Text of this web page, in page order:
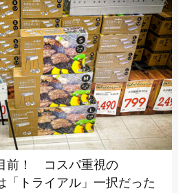
前！ コスパ重視の
「トライアル」一択だった